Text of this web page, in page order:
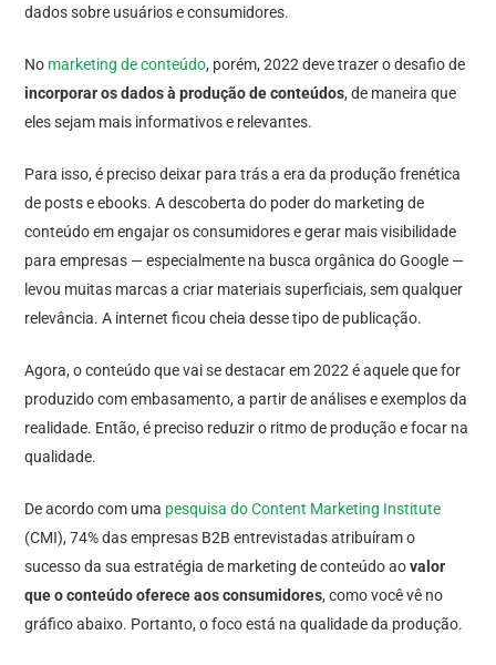
dados sobre usuários e consumidores.
No marketing de conteúdo, porém, 2022 deve trazer o desafio de
incorporar os dados à produção de conteúdos, de maneira que
eles sejam mais informativos e relevantes.
Para isso, é preciso deixar para trás a era da produção frenética
de posts e ebooks. A descoberta do poder do marketing de
conteúdo em engajar os consumidores e gerar mais visibilidade
para empresas — especialmente na busca orgânica do Google —
levou muitas marcas a criar materiais superficiais, sem qualquer
relevância. A internet ficou cheia desse tipo de publicação.
Agora, o conteúdo que vai se destacar em 2022 é aquele que for
produzido com embasamento, a partir de análises e exemplos da
realidade. Então, é preciso reduzir o ritmo de produção e focar na
qualidade.
De acordo com uma pesquisa do Content Marketing Institute
(CMI), 74% das empresas B2B entrevistadas atribuíram o
sucesso da sua estratégia de marketing de conteúdo aovalor
que o conteúdo oferece aos consumidores, como você vê no
gráfico abaixo. Portanto, o foco está na qualidade da produção.